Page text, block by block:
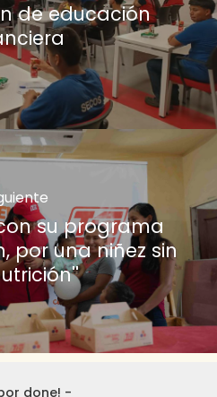
de educación
su programa
por una niñez sin
done! -